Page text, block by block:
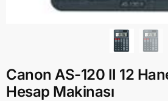
Canon AS-120 II 12
Hesap Makinası